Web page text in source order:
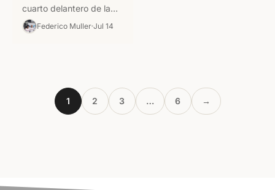
cuarto delantero de la
vaca. Está arriba de la
Federico Muller Jul 14
1 2 3 … 6 →